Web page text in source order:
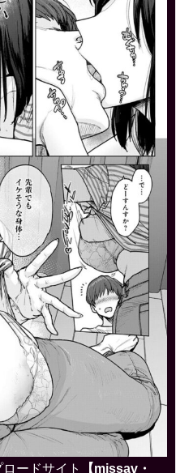
ードサイト 【missav・